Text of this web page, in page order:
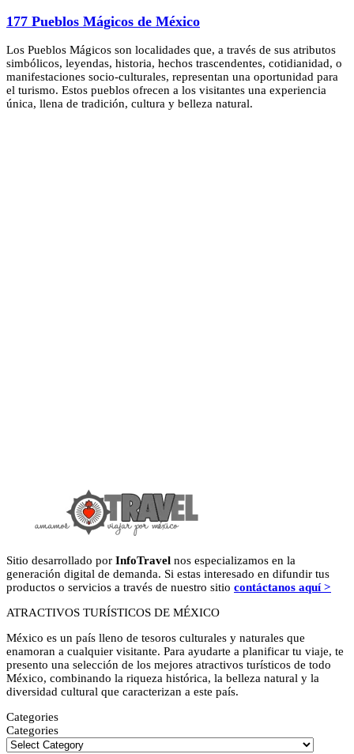
177 Pueblos Mágicos de México
Los Pueblos Mágicos son localidades que, a través de sus atributos
simbólicos, leyendas, historia, hechos trascendentes, cotidianidad, o
manifestaciones socio-culturales, representan una oportunidad para
el turismo. Estos pueblos ofrecen a los visitantes una experiencia
única, llena de tradición, cultura y belleza natural.
Sitio desarrollado por InfoTravel nos especializamos en la
generación digital de demanda. Si estas interesado en difundir tus
productos o servicios a través de nuestro sitio contáctanos aquí >
ATRACTIVOS TURÍSTICOS DE MÉXICO
México es un país lleno de tesoros culturales y naturales que
enamoran a cualquier visitante. Para ayudarte a planificar tu viaje, te
presento una selección de los mejores atractivos turísticos de todo
México, combinando la riqueza histórica, la belleza natural y la
diversidad cultural que caracterizan a este país.
Categories
Categories